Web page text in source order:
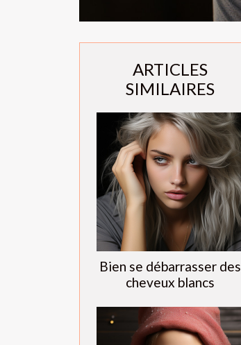
ARTICLES
SIMILAIRES
Bien se débarrasser des
cheveux blancs